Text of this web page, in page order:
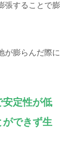
張することで膨
が膨らんだ際に
安定性が低
できず生